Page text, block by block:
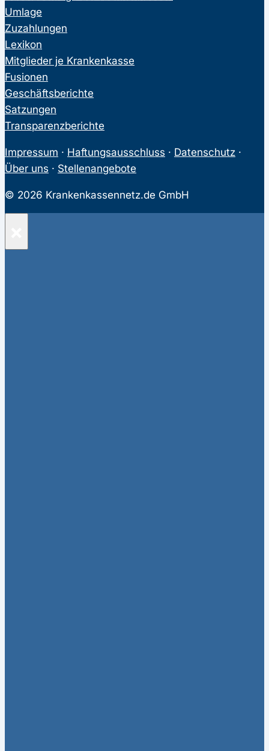
Umlage
Zuzahlungen
Lexikon
Mitglieder je Krankenkasse
Fusionen
Geschäftsberichte
Satzungen
Transparenzberichte
Impressum · Haftungsausschluss · Datenschutz ·
Über uns · Stellenangebote
© 2026 Krankenkassennetz.de GmbH